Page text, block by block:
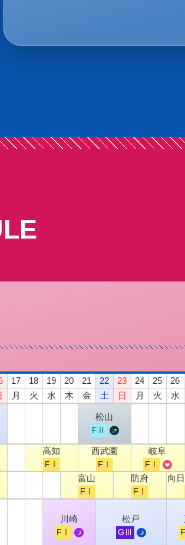
ひ、チェックしてください。
17 18 19 20 21 22 23 24 25 26
月 火 水 木 金 土 日 月 火 水
松山
FⅡ
高知
FⅠ
西武園
FⅠ
岐阜
FⅠ
富山
FⅠ
防府
FⅠ
向
川崎
FⅠ
松戸
GⅢ